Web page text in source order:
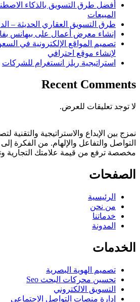
أفضل طرق التسويق بالذكاء
المبيعات
طرق التسويق العقاري الحديثة –
إنشاء معرض أعمال على بيهانس
تصميم المواقع الإلكترونية في
لإنشاء موقع احترافي
استراتيجية ريلز انستغرام للشركات
Recent Comments
لا توجد تعليقات للعرض.
نمزج بين الإبداع والاستراتيجية
التواصل والتفاعل والإلهام. من الفكرة إلى
مخصصة ترفع من قيمة علامتك التجارية
الصفحات
الرئيسية
من نحن
خدماتنا
المدونة
الخدمات
تصميم الهوية البصرية
تحسين محركات البحث Seo
التسويق الالكتروني
إدارة منصات التواصل الاجتماعي